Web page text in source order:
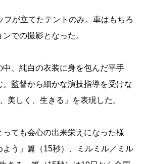
が立てたテントのみ。車はもちろ
での撮影となった。
、純白の衣装に身を包んだ平手
監督から細かな演技指導を受けな
美しく、生きる」を表現した。
ても会心の出来栄えになった様
う」篇（15秒）、ミルミル／ミル